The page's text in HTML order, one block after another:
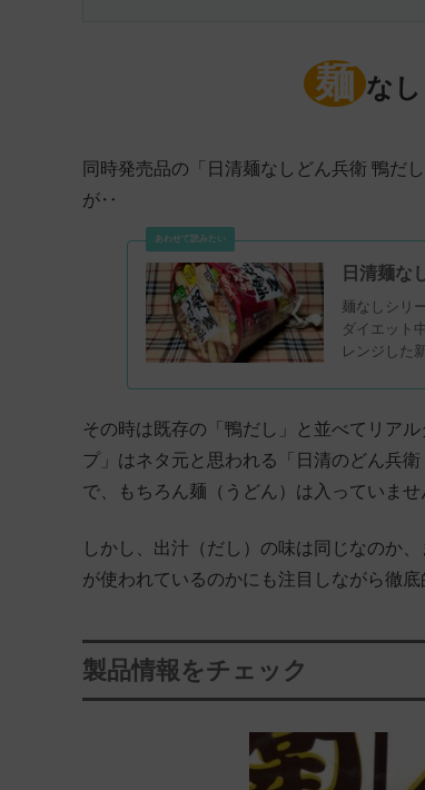
麺 な
同時発売品の「日清麺なしどん兵衛 鴨だ
が‥
日清麺な
麺なしシリ
ダイエット
レンジした
その時は既存の「鴨だし」と並べてリア
プ」はネタ元と思われる「日清のどん兵
で、もちろん麺（うどん）は入っていませ
しかし、出汁（だし）の味は同じなのか
が使われているのかにも注目しながら徹底
製品情報をチェック